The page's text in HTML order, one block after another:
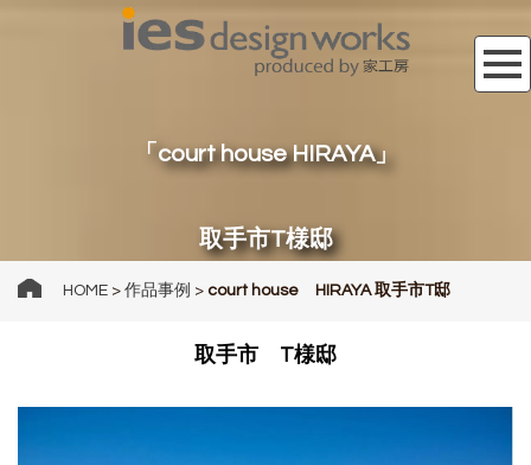
「court house HIRAYA」
取手市T様邸
HOME > 作品事例 > court house HIRAYA 取手市T邸
取手市 T様邸